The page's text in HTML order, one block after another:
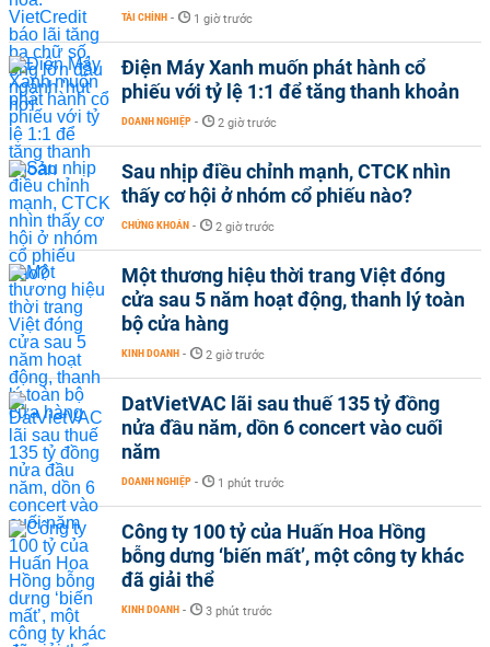
TÀI CHÍNH - 1 giờ trước
Điện Máy Xanh muốn phát hành cổ
phiếu với tỷ lệ 1:1 để tăng thanh khoản
DOANH NGHIỆP - 2 giờ trước
Sau nhịp điều chỉnh mạnh, CTCK nhìn
thấy cơ hội ở nhóm cổ phiếu nào?
CHỨNG KHOÁN - 2 giờ trước
Một thương hiệu thời trang Việt đóng
cửa sau 5 năm hoạt động, thanh lý toàn
bộ cửa hàng
KINH DOANH - 2 giờ trước
DatVietVAC lãi sau thuế 135 tỷ đồng
nửa đầu năm, dồn 6 concert vào cuối
năm
DOANH NGHIỆP - 1 phút trước
Công ty 100 tỷ của Huấn Hoa Hồng
bỗng dưng ‘biến mất’, một công ty khác
đã giải thể
KINH DOANH - 3 phút trước